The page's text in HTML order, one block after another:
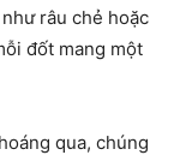
râu chẻ hoặc
đốt mang một
qua, chúng